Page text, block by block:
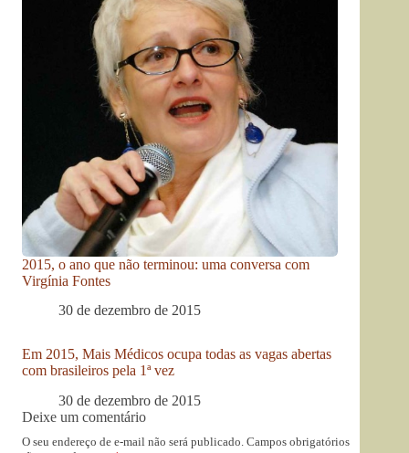
2015, o ano que não terminou: uma conversa com
Virgínia Fontes
30 de dezembro de 2015
Em 2015, Mais Médicos ocupa todas as vagas abertas
com brasileiros pela 1ª vez
30 de dezembro de 2015
Deixe um comentário
O seu endereço de e-mail não será publicado. Campos obrigatórios